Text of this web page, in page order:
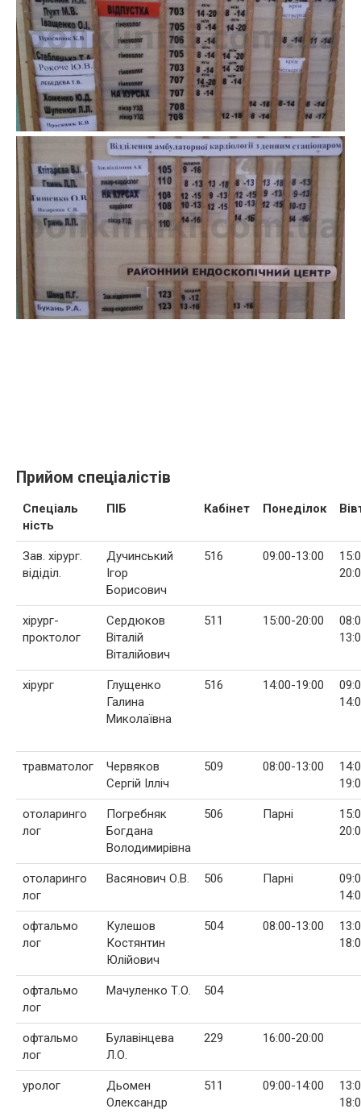
Прийом спеціалістів
Спеціаль
ність
ПІБ Кабінет Понеділок
Зав. хірург.
відіділ.
Дучинський
Ігор
Борисович
516 09:00-13:00
хірург-
проктолог
Сердюков
Віталій
Віталійович
511 15:00-20:00
хірург
Глущенко
Галина
Миколаївна
516 14:00-19:00
травматолог
Червяков
Сергій Ілліч
509 08:00-13:00
отоларинго
лог
Погребняк
Богдана
Володимирівна
506 Парні
отоларинго
лог
Васянович О.В. 506 Парні
офтальмо
лог
Кулешов
Костянтин
Юлійович
504 08:00-13:00
офтальмо
лог
Мачуленко Т.О. 504
офтальмо
лог
Булавінцева
Л.О.
229 16:00-20:00
уролог
Дьомен
Олександр
511 09:00-14:00